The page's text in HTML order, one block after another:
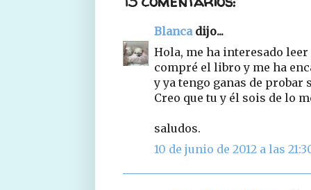
Blancadijo...
Hola, me ha interesado
compré el libro y me ha
y ya tengo ganas de probar
Creo que tu y él sois de lo
saludos.
10 de junio de 2012 a las